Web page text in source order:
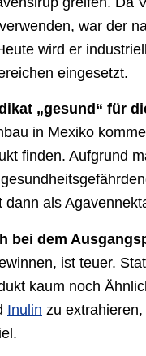
verwenden, war der
wird er
eingesetzt.
„gesund“ für
in Mexiko
finden. Aufgrund
als
bei dem
ist teuer.
kaum noch
Inulin zu